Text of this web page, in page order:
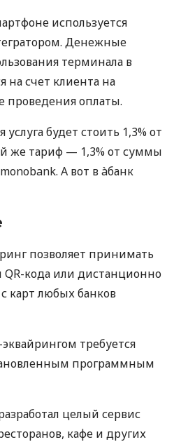
используется
Денежные
терминала в
на счет клиента на
проведения оплаты.
услуга будет стоить 1,3% от
же тариф — 1,3% от суммы
А вот в àбанк
позволяет принимать
QR-кода или дистанционно
карт любых банков
требуется
программным
целый сервис
кафе и других